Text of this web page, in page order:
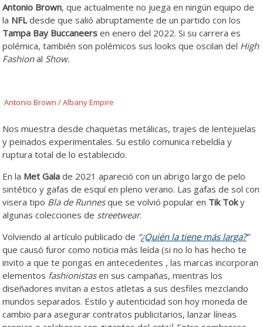
Antonio Brown, que actualmente no juega en ningún equipo de
la NFLdesde que salió abruptamente de un partido con los
Tampa Bay Buccaneers en enero del 2022. Si su carrera es
polémica, también son polémicos sus looks que oscilan del High
Fashional Show.
Antonio Brown / Albany Empire
Nos muestra desde chaquetas metálicas, trajes de lentejuelas
y peinados experimentales. Su estilo comunica rebeldía y
ruptura total de lo establecido.
En la Met Gala de 2021 apareció con un abrigo largo de pelo
sintético y gafas de esquí en pleno verano. Las gafas de sol con
visera tipo Bla de Runnesque se volvió popular en Tik Toky
algunas colecciones de streetwear.
Volviendo al artículo publicado de “¿Quién la tiene más larga?”
que causó furor como noticia más leída (si no lo has hecho te
invito a que te pongas en antecedentes , las marcas incorporan
elementos fashionistasen sus campañas, mientras los
diseñadores invitan a estos atletas a sus desfiles mezclando
mundos separados. Estilo y autenticidad son hoy moneda de
cambio para asegurar contratos publicitarios, lanzar líneas